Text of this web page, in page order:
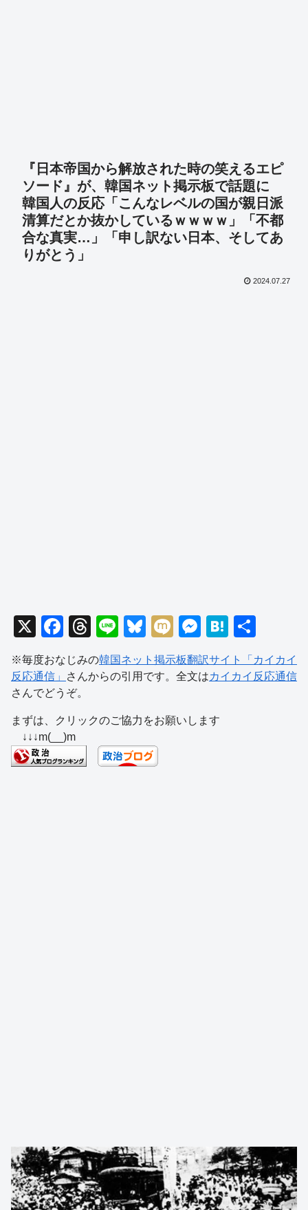
『日本帝国から解放された時の笑えるエピ
ソード』が、韓国ネット掲示板で話題に
韓国人の反応「こんなレベルの国が親日派
清算だとか抜かしているｗｗｗｗ」「不都
合な真実…」「申し訳ない日本、そしてあ
りがとう」
2024.07.27
X
F
a
c
e
b
o
o
T
hr
e
d
Li
n
e
Bl
u
e
y
M
ixi
M
e
ss
n
H
at
e
有
※毎度おなじみの韓国ネット掲示板翻訳サイト「カイカイ
反応通信」
さんからの引用です。全文はカイカイ反応通信
さんでどうぞ。
まずは、クリックのご協力をお願いします
↓↓↓m(__)m